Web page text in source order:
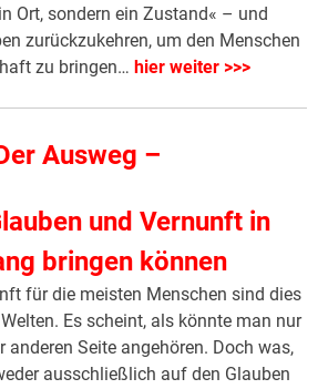
Ort, sondern ein Zustand« – und
zurückzukehren, um den Menschen
zu bringen… hier weiter >>>
Ausweg –
und Vernunft in
bringen können
für die meisten Menschen sind dies
Es scheint, als könnte man nur
anderen Seite angehören. Doch was,
ausschließlich auf den Glauben